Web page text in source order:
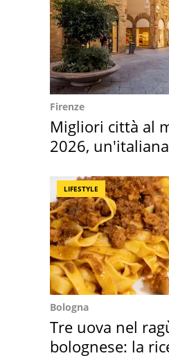
Firenze
Migliori città al
2026,
LIFESTYLE
Bologna
Tre uova nel
bolognese: la